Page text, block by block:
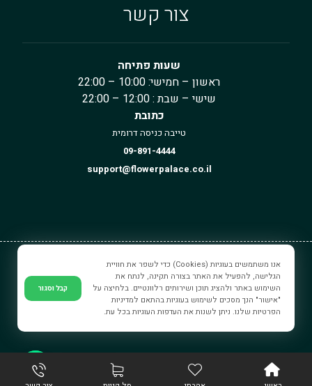
צור קשר
שעות פתיחה
ראשון – חמישי: 10:00 – 22:00
שישי – שבת : 12:00 – 22:00
כתובת
טייבה כניסה דרומית
09-891-4444
support@flowerpalace.co.il
ארמון הפרחים © כל הזכויות שמורים.
iRestWEB - בניית אתרים
אנו משתמשים בעוגיות (Cookies) כדי לשפר את חוויית
הגלישה, להפעיל את האתר בצורה תקינה, לנתח את
השימוש באתר ולהציג תוכן ושירותים רלוונטיים. בלחיצה על
"אישור" הנך מסכים לשימוש בעוגיות בהתאם למדיניות
הפרטיות שלנו. ניתן לשנות את העדפות העוגיות בכל עת.
קבל וסגור